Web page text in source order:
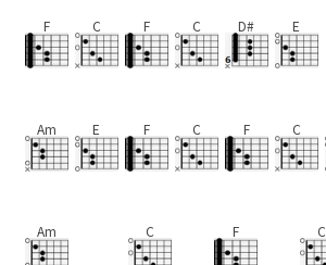
F C F C D# E
Am E F C F C
Am C F C